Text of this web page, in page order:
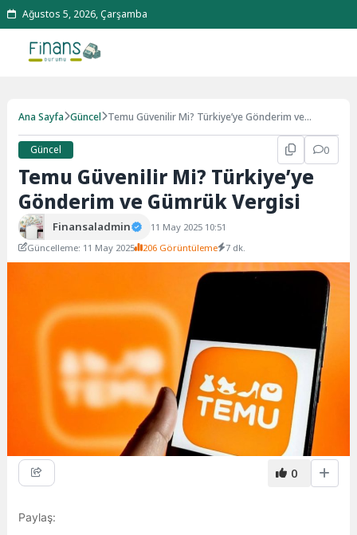
Ağustos 5, 2026, Çarşamba
Ana Sayfa Güncel Temu Güvenilir Mi? Türkiye’ye Gönderim ve
Güncel
0
Temu Güvenilir Mi? Türkiye’ye
Gönderim ve Gümrük Vergisi
Finansaladmin
11 May 2025 10:51
Güncelleme: 11 May 2025
206 Görüntüleme 7 dk.
0
Paylaş: